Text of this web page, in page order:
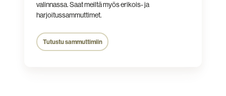
valinnassa. Saat meiltä myös erikois- ja
harjoitussammuttimet.
Tutustu sammuttimiin